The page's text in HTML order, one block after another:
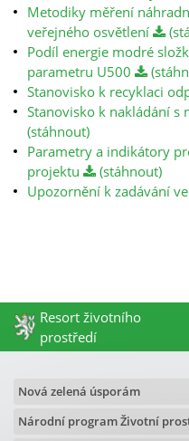
Metodiky měření
veřejného osvětlení
Podíl energie modré
parametru U500
Stanovisko k recyklaci
Stanovisko k nakládání s
(stáhnout)
Parametry a indikátory
projektu
(stáhnout)
Upozornění k zadávání
Resort životního
prostředí
Nová zelená úsporám
Národní program Životní